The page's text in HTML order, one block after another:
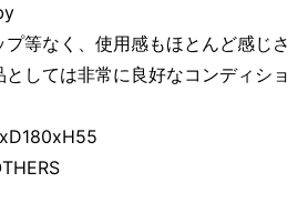
なく、使用感もほとんど感じさ
しては非常に良好なコンディショ